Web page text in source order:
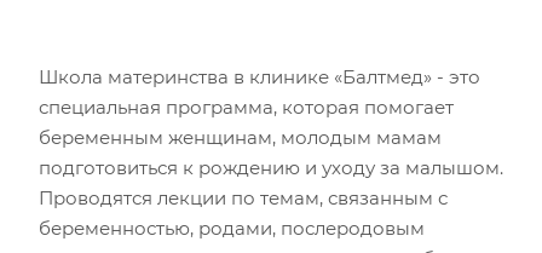
Школа материнства в клинике «Балтмед» - это
специальная программа, которая помогает
беременным женщинам, молодым мамам
подготовиться к рождению и уходу за малышом.
Проводятся лекции по темам, связанным с
беременностью, родами, послеродовым